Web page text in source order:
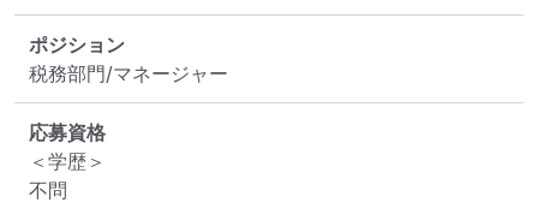
ポジション
税務部門/マネージャー
応募資格
＜学歴＞
不問